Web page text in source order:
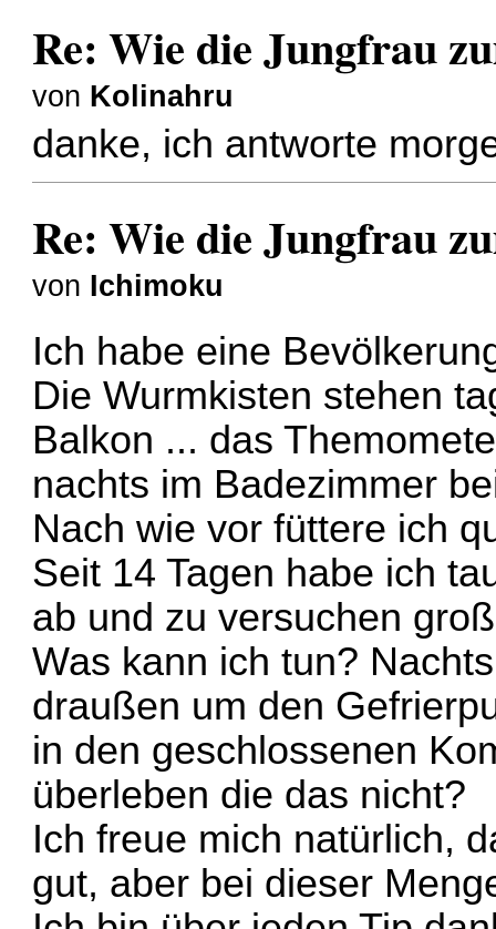
Re: Wie die Jungfrau
von Kolinahru
danke, ich antworte
Re: Wie die Jungfrau
von Ichimoku
Ich habe eine
Die Wurmkisten stehen
Balkon ... das
nachts im Badezimmer
Nach wie vor füttere ich
Seit 14 Tagen habe ich
ab und zu versuchen
Was kann ich tun?
draußen um den
in den geschlossenen
überleben die das nicht?
Ich freue mich natürlich,
gut, aber bei dieser